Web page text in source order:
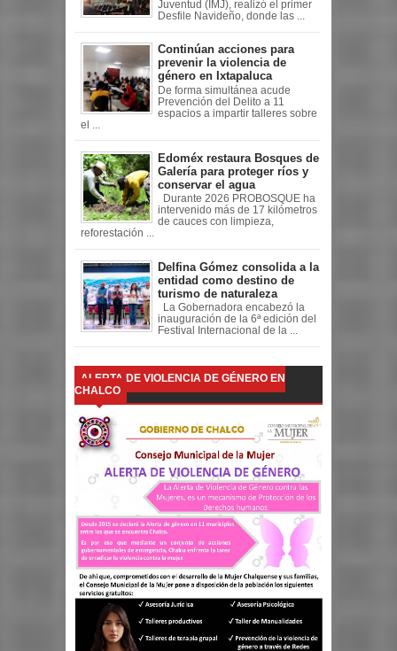
Juventud (IMJ), realizó el primer
Desfile Navideño, donde las ...
Continúan acciones para
prevenir la violencia de
género en Ixtapaluca
De forma simultánea acude
Prevención del Delito a 11
espacios a impartir talleres sobre
el ...
Edoméx restaura Bosques de
Galería para proteger ríos y
conservar el agua
Durante 2026 PROBOSQUE ha
intervenido más de 17 kilómetros
de cauces con limpieza,
reforestación ...
Delfina Gómez consolida a la
entidad como destino de
turismo de naturaleza
La Gobernadora encabezó la
inauguración de la 6ª edición del
Festival Internacional de la ...
ALERTA DE VIOLENCIA DE GÉNERO EN
CHALCO